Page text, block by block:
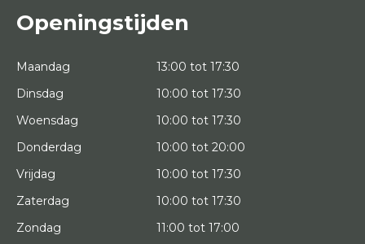
Openingstijden
Maandag
13:00 tot 17:30
Dinsdag
10:00 tot 17:30
Woensdag
10:00 tot 17:30
Donderdag
10:00 tot 20:00
Vrijdag
10:00 tot 17:30
Zaterdag
10:00 tot 17:30
Zondag
11:00 tot 17:00